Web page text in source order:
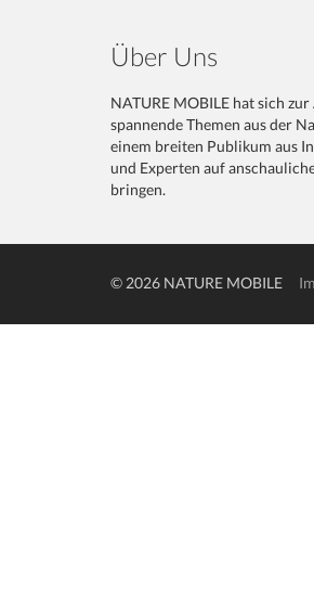
Über Uns
NATURE MOBILE hat sich
spannende Themen aus der
einem breiten Publikum aus
und Experten auf
bringen.
© 2026 NATURE MOBILE